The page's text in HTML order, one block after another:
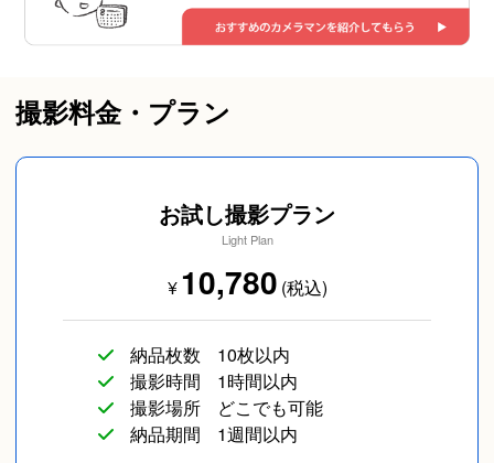
撮影料金・プラン
お試し撮影プラン
Light Plan
¥10,780 (税込)
納品枚数
10枚以内
撮影時間
1時間以内
撮影場所
どこでも可能
納品期間
1週間以内